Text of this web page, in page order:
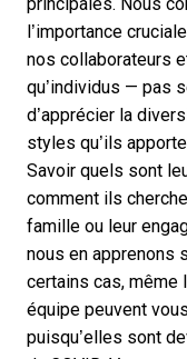
principales. Nous
l’importance
nos collaborateurs
qu’individus — pas
d’apprécier la
styles qu’ils
Savoir quels sont
comment ils
famille ou leur
nous en apprenons
certains cas, même
équipe peuvent
puisqu’elles sont